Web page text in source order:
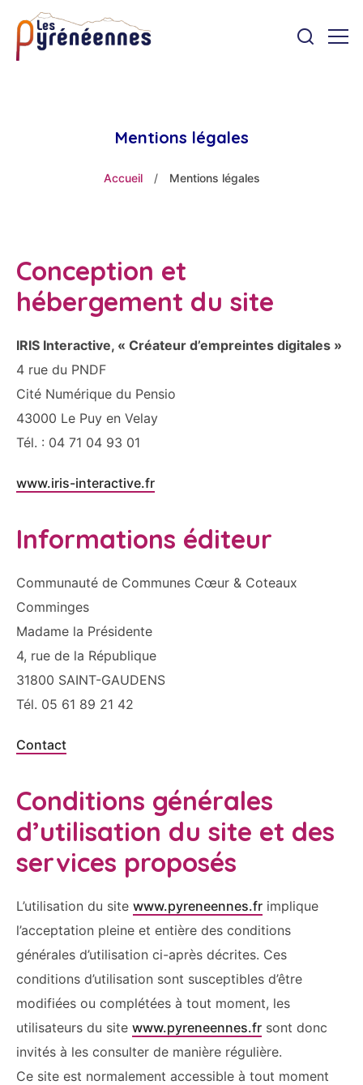
Mentions légales
Accueil / Mentions légales
Conception et
hébergement du site
IRIS Interactive, « Créateur d’empreintes digitales »
4 rue du PNDF
Cité Numérique du Pensio
43000 Le Puy en Velay
Tél. : 04 71 04 93 01
www.iris-interactive.fr
Informations éditeur
Communauté de Communes Cœur & Coteaux
Comminges
Madame la Présidente
4, rue de la République
31800 SAINT-GAUDENS
Tél. 05 61 89 21 42
Contact
Conditions générales
d’utilisation du site et des
services proposés
L’utilisation du site www.pyreneennes.fr implique
l’acceptation pleine et entière des conditions
générales d’utilisation ci-après décrites. Ces
conditions d’utilisation sont susceptibles d’être
modifiées ou complétées à tout moment, les
utilisateurs du site www.pyreneennes.fr sont donc
invités à les consulter de manière régulière.
Ce site est normalement accessible à tout moment